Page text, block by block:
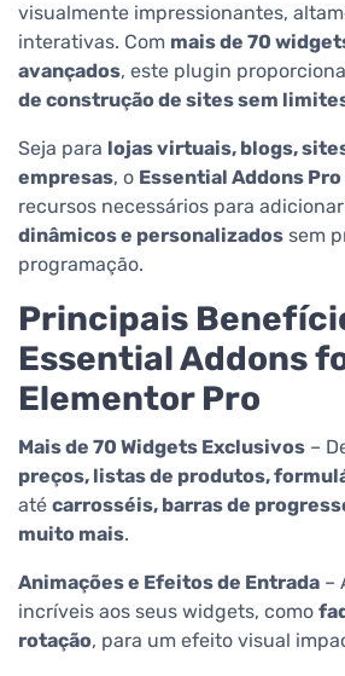
visualmente impressionantes,
interativas. Com mais de 70
avançados, este plugin
de construção de sites sem
Seja para lojas virtuais, blogs,
empresas, o Essential Addons Pro
recursos necessários para adicionar
dinâmicos e personalizados sem
programação.
Principais
Essential Addons
Elementor Pro
Mais de 70 Widgets Exclusivos –
preços, listas de produtos,
até carrosséis, barras de
muito mais.
Animações e Efeitos de Entrada –
incríveis aos seus widgets, como
rotação, para um efeito visual